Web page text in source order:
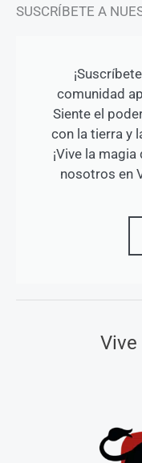
SUSCRÍBETE A
comunidad
Siente el
con la tierra y
¡Vive la
nosotros en
Vive